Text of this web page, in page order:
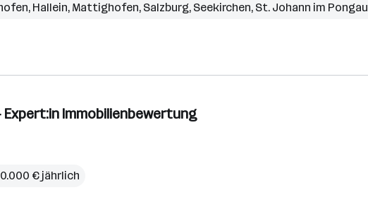
, Hallein, Mattighofen, Salzburg, Seekirchen, St. Johann im Pongau
Immobilienbewertung
€ jährlich